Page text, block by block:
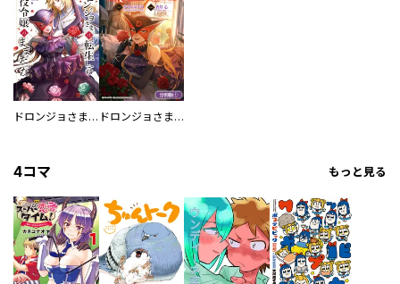
ドロンジョさまは転生しても悪役令嬢のままだった ドロンジョさまは転生しても悪役令嬢のままだった【分冊版】
4コマ もっと見る